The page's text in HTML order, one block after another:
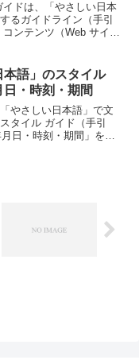
イドは、「やさしい日本
るガイドライン（手引
コンテンツ（Web サイト
理人がブログ記事を書く
本語」のスタイル
日・時刻・期間
やさしい日本語」で文
タイル ガイド（手引
日・時刻・期間」を解